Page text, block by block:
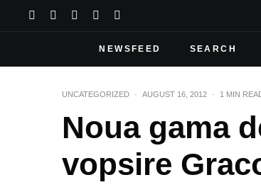
NEWSFEED SEARCH
UNCATEGORIZED · AUGUST 16, 2012 · 1 MIN
Noua gama
vopsire